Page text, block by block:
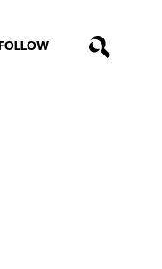
FOLLOW